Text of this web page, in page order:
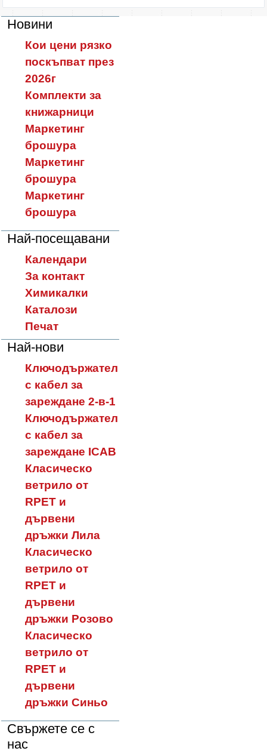
Новини
Кои цени рязко
поскъпват през
2026г
Комплекти за
книжарници
Маркетинг
брошура
Маркетинг
брошура
Маркетинг
брошура
Най-посещавани
Календари
За контакт
Химикалки
Каталози
Печат
Най-нови
Ключодържател
с кабел за
зареждане 2-в-1
Ключодържател
с кабел за
зареждане ICAB
Класическо
ветрило от
RPET и
дървени
дръжки Лила
Класическо
ветрило от
RPET и
дървени
дръжки Розово
Класическо
ветрило от
RPET и
дървени
дръжки Синьо
Свържете се с
нас